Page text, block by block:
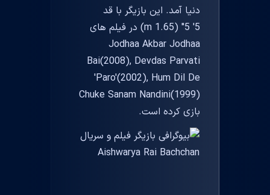
دنیا آمد. این بازیگر با قد
5' 5" (1.65 m) در فیلم های
Jodhaa Akbar Jodhaa
Bai(2008), Devdas Parvati
'Paro'(2002), Hum Dil De
Chuke Sanam Nandini(1999)
بازی کرده است.